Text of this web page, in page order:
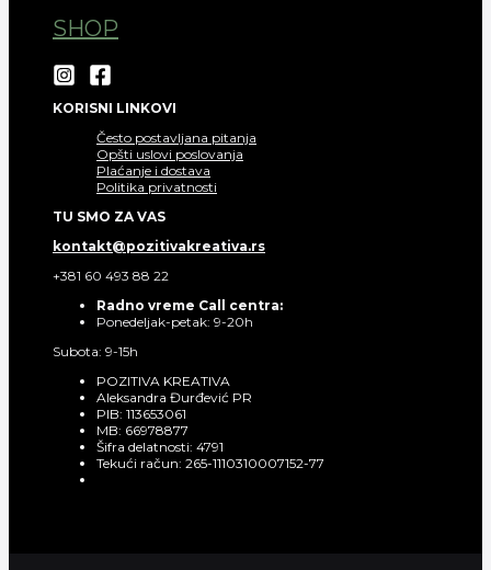
SHOP
KORISNI LINKOVI
Često postavljana pitanja
Opšti uslovi poslovanja
Plaćanje i dostava
Politika privatnosti
TU SMO ZA VAS
kontakt@pozitivakreativa.rs
+381 60 493 88 22
Radno vreme Call centra:
Ponedeljak-petak: 9-20h
Subota: 9-15h
POZITIVA KREATIVA
Aleksandra Đurđević PR
PIB: 113653061
MB: 66978877
Šifra delatnosti: 4791
Tekući račun: 265-1110310007152-77